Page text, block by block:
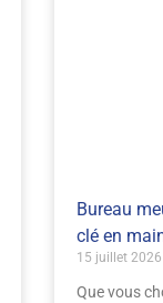
Bureau
clé en
15 juillet 2026
Que vous